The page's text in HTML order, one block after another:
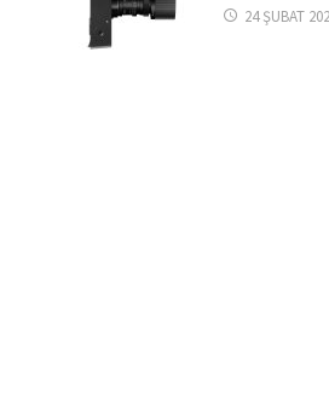
24 ŞUBAT